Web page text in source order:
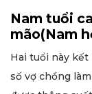
Nam tuổi
mão(Nam
Hai tuổi này
số vợ chồng